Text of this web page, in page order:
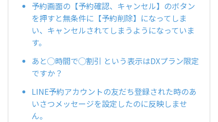
予約画面の【予約確認、キャンセル】のボタン
を押すと無条件に【予約削除】になってしま
い、キャンセルされてしまうようになっていま
す。
あと◯時間で◯割引 という表示はDXプラン限定
ですか？
LINE予約アカウントの友だち登録された時のあ
いさつメッセージを設定したのに反映しませ
ん。